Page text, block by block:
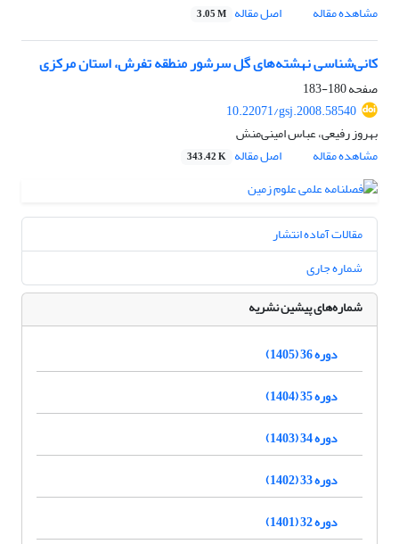
مشاهده مقاله
اصل مقاله 3.05 M
کانی‌شناسی نهشته‌های گل سرشور منطقه تفرش، استان مرکزی
صفحه180-183
10.22071/gsj.2008.58540
بهروز رفیعی، عباس امینی‌منش
مشاهده مقاله
اصل مقاله 343.42 K
مقالات آماده انتشار
شماره جاری
شماره‌های پیشین نشریه
دوره 36 (1405)
دوره 35 (1404)
دوره 34 (1403)
دوره 33 (1402)
دوره 32 (1401)